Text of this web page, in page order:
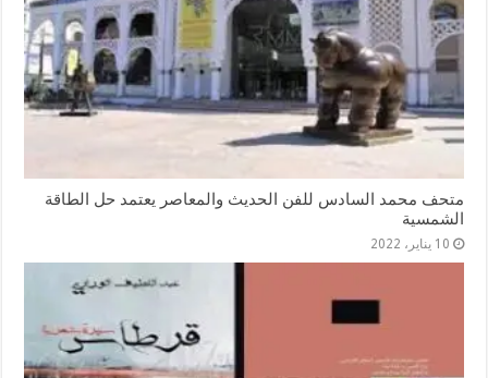
متحف محمد السادس للفن الحديث والمعاصر يعتمد حل الطاقة
الشمسية
10 يناير، 2022